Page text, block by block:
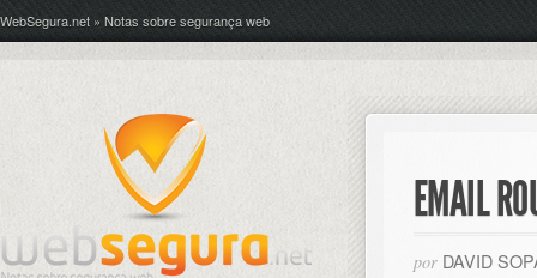
WebSegura.net » Notas sobre segurança web
EMAIL
por DAVID